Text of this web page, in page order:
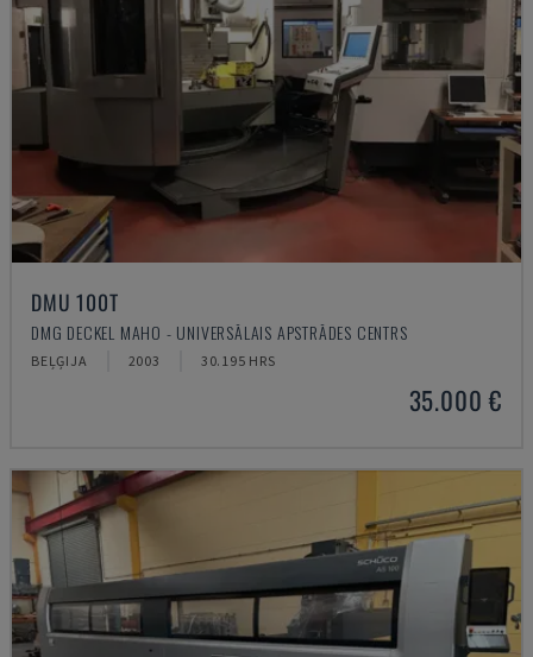
DMU 100T
DMG DECKEL MAHO - UNIVERSĀLAIS APSTRĀDES CENTRS
BEĻĢIJA 2003 30.195 HRS
35.000 €